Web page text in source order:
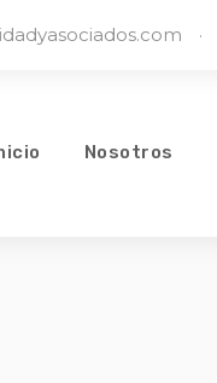
·
Nosotros